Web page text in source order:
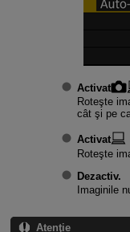
Activat
Roteşte
cât şi pe
Activat
Roteşte
Dezactiv.
Imaginile
Atenţie